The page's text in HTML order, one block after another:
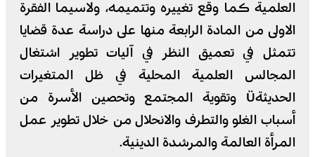
العلمية كما وقع تغييره وتتميمه، ولاسيما الفقرة
الاولى من المادة الرابعة منها على دراسة عدة قضايا
تتمثل في تعميق النظر في آليات تطوير اشتغال
المجالس العلمية المحلية في ظل المتغيرات
الحديثةÜ وتقوية المجتمع وتحصين الأسرة من
أسباب الغلو والتطرف والانحلال من خلال تطوير عمل
المرأة العالمة والمرشدة الدينية.